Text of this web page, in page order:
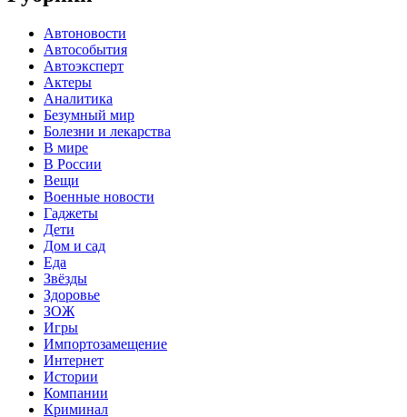
Автоновости
Автособытия
Автоэксперт
Актеры
Аналитика
Безумный мир
Болезни и лекарства
В мире
В России
Вещи
Военные новости
Гаджеты
Дети
Дом и сад
Еда
Звёзды
Здоровье
ЗОЖ
Игры
Импортозамещение
Интернет
Истории
Компании
Криминал